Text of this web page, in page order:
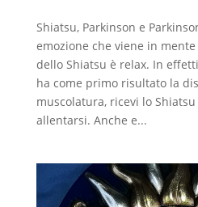
Shiatsu, Parkinson e
emozione che viene in
dello Shiatsu è relax. In
ha come primo risultato la
muscolatura, ricevi lo
allentarsi. Anche e...